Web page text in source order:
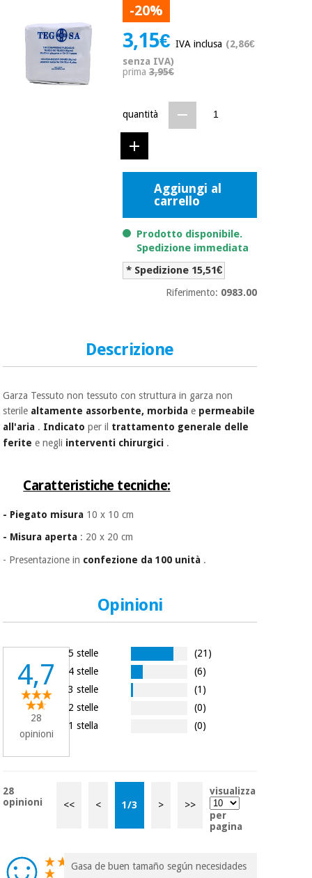
Offerte
Medicina
tradizionale
cinese
e
Armadi
sanitari
Ortopedia
chirurgici
Notizia
Attrezzature
mediche
Aerobica,
fitness e
pilates
Sport
giochi
Armadi
Ortopedia
Strumenti
chirurgici
(liquidazione)
-20%
3,15€ IVA inclusa (2,86€
senza IVA)
prima3,95€
quantità
Aggiungi al
carrello
Prodotto disponibile.
Spedizione immediata
* Spedizione 15,51€
Riferimento: 0983.00
Descrizione
Garza Tessuto non tessuto con struttura in garza non
sterile altamente assorbente, morbida e permeabile
all'aria . Indicato per il trattamento generale delle
ferite e negli interventi chirurgici .
Caratteristiche tecniche:
- Piegato misura 10 x 10 cm
- Misura aperta : 20 x 20 cm
- Presentazione in confezione da 100 unità .
Opinioni
4,7
28
opinioni
5 stelle
(21)
4 stelle
(6)
3 stelle
(1)
2 stelle
(0)
1 stella
(0)
28
opinioni
<< < 1/3 > >>
visualizza
per
pagina
Gasa de buen tamaño según necesidades